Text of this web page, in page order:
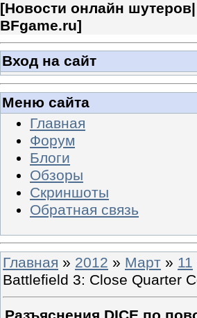
[Новости онлайн шутеров|
BFgame.ru]
Вход на сайт
Меню сайта
Главная
Форум
Блоги
Обзоры
Скриншоты
Обратная связь
Главная » 2012 » Март » 11
Battlefield 3: Close Quarter